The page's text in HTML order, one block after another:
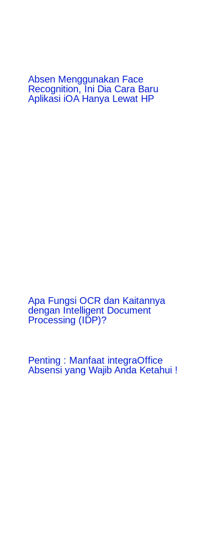
Absen Menggunakan Face
Recognition, Ini Dia Cara Baru
Aplikasi iOA Hanya Lewat HP
Apa Fungsi OCR dan Kaitannya
dengan Intelligent Document
Processing (IDP)?
Penting : Manfaat integraOffice
Absensi yang Wajib Anda Ketahui !